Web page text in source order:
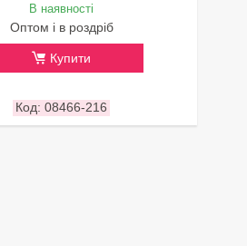
В наявності
Оптом і в роздріб
Купити
08466-216